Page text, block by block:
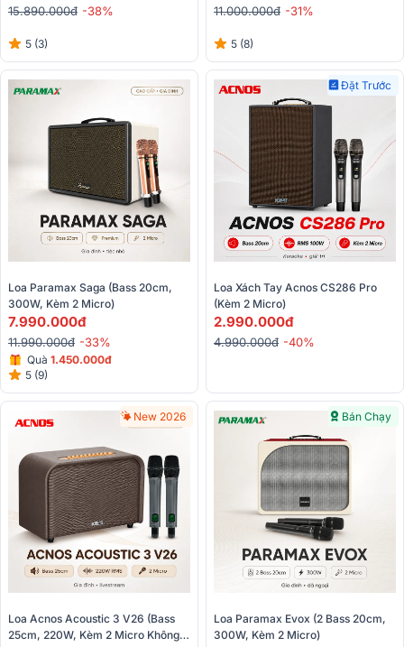
15.890.000đ -38%
5 (3)
11.000.000đ -31%
5 (8)
Loa Paramax Saga (Bass 20cm,
300W, Kèm 2 Micro)
7.990.000đ
11.990.000đ -33%
Quà 1.450.000đ
5 (9)
Đặt Trước
Loa Xách Tay Acnos CS286 Pro
(Kèm 2 Micro)
2.990.000đ
4.990.000đ -40%
New 2026
Loa Acnos Acoustic 3 V26 (Bass
25cm, 220W, Kèm 2 Micro Không
Bán Chạy
Loa Paramax Evox (2 Bass 20cm,
300W, Kèm 2 Micro)